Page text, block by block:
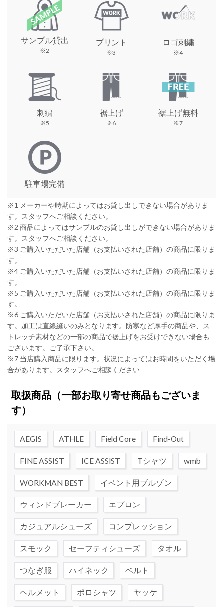
サンプル貸出
※2
プリント
※3
ロゴ刺繍
※4
刺繍
※5
裾上げ
※6
裾上げ無料
※7
駐車場完備
※1 メーカーや時期によってはお貸し出しできない場合がありま
す。スタッフへご相談ください。
※2 商品によってはサンプルのお貸し出しができない場合がありま
す。スタッフへご相談ください。
※3 ご購入いただいた店舗（お支払いされた店舗）の商品に限りま
す。
※4 ご購入いただいた店舗（お支払いされた店舗）の商品に限りま
す。
※5 ご購入いただいた店舗（お支払いされた店舗）の商品に限りま
す。
※6 ご購入いただいた店舗（お支払いされた店舗）の商品に限りま
す。加工は直線縫いのみとなります。防寒など厚手の商品や、ス
トレッチ素材などの一部の商品で裾上げをお受けできない場合も
ございます。ご了承下さい。
※7 当店購入商品に限ります。状況によってはお時間をいただく場
合があります。スタッフへご相談ください
取扱商品（一部お取り寄せ商品もございま
す）
AEGIS ATHLE Field Core Find-Out
FINE ASSIST ICE ASSIST Tシャツ wmb
WORKMAN BEST イベント用ブルゾン
ウィンドブレーカー エプロン
カジュアルシューズ コンプレッション
スモック セーフティシューズ タオル
つなぎ服 ハイネック ベルト
ヘルメット ポロシャツ ヤッケ